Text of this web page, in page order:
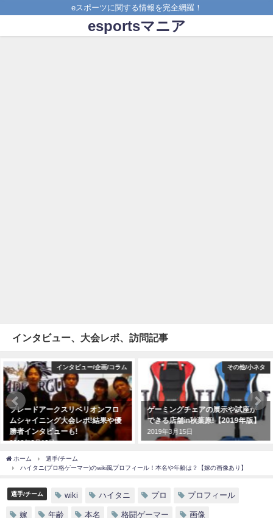
eスポーツに関する情報を完全網羅！
esportsマニア
インタビュー、大会レポ、訪問記事
インタビュー/企画/コラム
ブレードアークスリベリオンフロ
ムシャイニング大会レポ!結果や優
勝者インタビューも!
2019年3月19日
その他/小ネタ
ゲーミングチェアの展示や試座が
できる店舗in秋葉原!【2019年版】
2019年3月15日
ホーム
選手/チーム
ハイタニ(プロ格ゲーマー)のwiki風プロフィール！本名や年齢は？【嫁の画像あり】
選手/チーム wiki ハイタニ プロ プロフィール
嫁 年齢 本名 格闘ゲーマー 画像